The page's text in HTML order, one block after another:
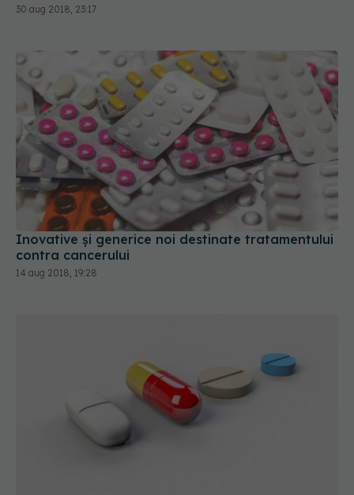
30 aug 2018, 23:17
Inovative și generice noi destinate tratamentului
contra cancerului
14 aug 2018, 19:28